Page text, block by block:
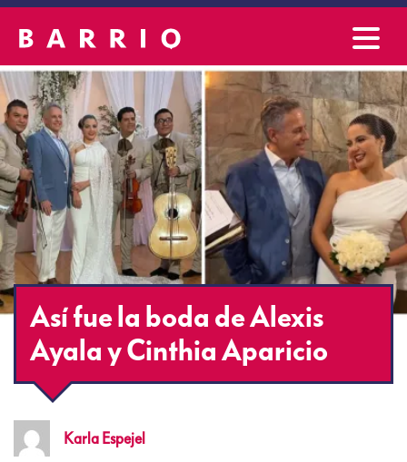
Así fue la boda de Alexis
Ayala y Cinthia Aparicio
Karla Espejel